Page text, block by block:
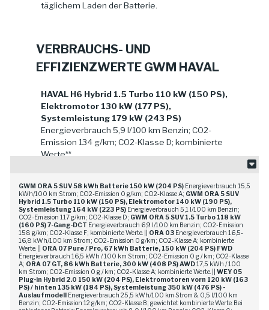
GWM ORA 5 SUV 58 kWh Batterie 150 kW (204 PS)Energieverbrauch 15,5
kWh/100 km Strom; CO2-Emission 0 g/km; CO2-Klasse A; GWM ORA 5 SUV
Hybrid 1.5 Turbo 110 kW (150 PS), Elektromotor 140 kW (190 PS),
Systemleistung 164 kW (223 PS)Energieverbrauch 5,1 l/100 km Benzin;
CO2-Emission 117 g/km; CO2-Klasse D; GWM ORA 5 SUV 1.5 Turbo 118 kW
(160 PS) 7-Gang-DCT Energieverbrauch 6,9 l/100 km Benzin; CO2-Emission
158 g/km; CO2-Klasse F; kombinierte Werte. ||
ORA 03 Energieverbrauch 16,5-
16,8 kWh/100 km Strom; CO2-Emission 0 g/km; CO2-Klasse A; kombinierte
Werte. ||
ORA 07 Pure / Pro, 67 kWh Batterie, 150 kW (204 PS) FWD
Energieverbrauch 16,5 kWh / 100 km Strom; CO2-Emission 0 g / km; CO2-Klasse
A; ORA 07 GT, 86 kWh Batterie, 300 kW (408 PS) AWD17,5 kWh / 100
km Strom; CO2-Emission 0 g / km; CO2-Klasse A; kombinierte Werte. || WEY 05
Plug-in Hybrid 2.0 150 kW (204 PS), Elektromotoren vorn 120 kW (163
PS) / hinten 135 kW (184 PS), Systemleistung 350 kW (476 PS) -
Auslaufmodell Energieverbrauch 25,5 kWh/100 km Strom & 0,5 l/100 km
Benzin; CO2-Emission 12 g/km; CO2-Klasse B; gewichtet kombinierte Werte. Bei
täglichem Laden der Batterie.
VERBRAUCHS- UND
EFFIZIENZWERTE GWM HAVAL
HAVAL H6 Hybrid 1.5 Turbo 110 kW (150 PS),
Elektromotor 130 kW (177 PS),
Systemleistung 179 kW (243 PS)
Energieverbrauch 5,9 l/100 km Benzin; CO2-
Emission 134 g/km; CO2-Klasse D; kombinierte
Werte**
(177 PS) 7-Gang-DCTEnergieverbrauch 7,4
l/100 km Benzin; CO2-Emission 167 g/km; CO2-
Klasse F; kombinierte Werte.**
**Die nach PKW-EnVKV angegebenen
offiziellen Werte zu Verbrauch und CO₂-
Emission sowie ggf. Angaben zur Reichweite
wurden nach dem vorgeschriebenen
Messverfahren WLTP ermittelt.